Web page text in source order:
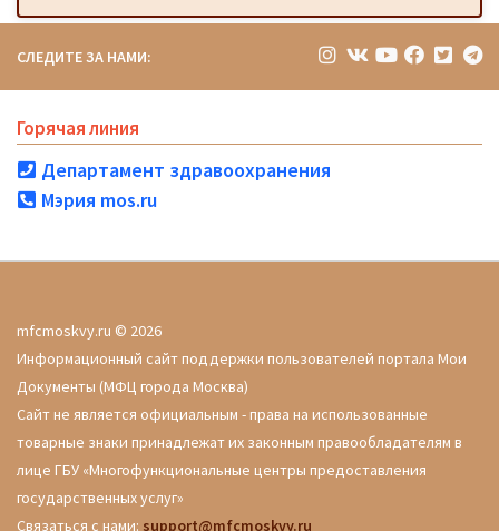
СЛЕДИТЕ ЗА НАМИ:
Горячая линия
Департамент здравоохранения
Мэрия mos.ru
mfcmoskvy.ru © 2026
Информационный сайт поддержки пользователей портала Мои
Документы (МФЦ города Москва)
Сайт не является официальным - права на использованные
товарные знаки принадлежат их законным правообладателям в
лице ГБУ «Многофункциональные центры предоставления
государственных услуг»
Связаться с нами: support@mfcmoskvy.ru